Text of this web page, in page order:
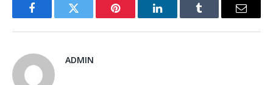
FacebookTwitter Pinterest LinkedInTumblr Email
ADMIN